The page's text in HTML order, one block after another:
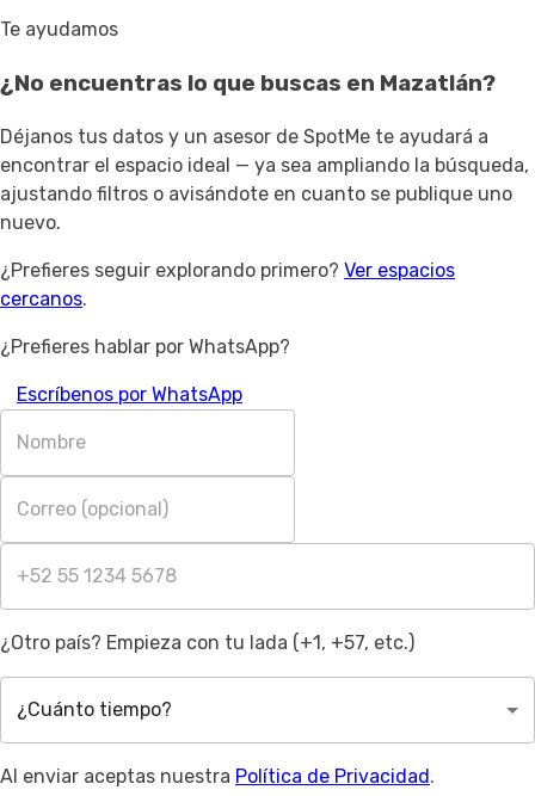
Te ayudamos
¿No encuentras lo que buscas en Mazatlán?
Déjanos tus datos y un asesor de SpotMe te ayudará a
encontrar el espacio ideal — ya sea ampliando la búsqueda,
ajustando filtros o avisándote en cuanto se publique uno
nuevo.
¿Prefieres seguir explorando primero? Ver espacios
cercanos.
¿Prefieres hablar por WhatsApp?
Escríbenos por WhatsApp
¿Otro país? Empieza con tu lada (+1, +57, etc.)
¿Cuánto tiempo?
Al enviar aceptas nuestra Política de Privacidad.